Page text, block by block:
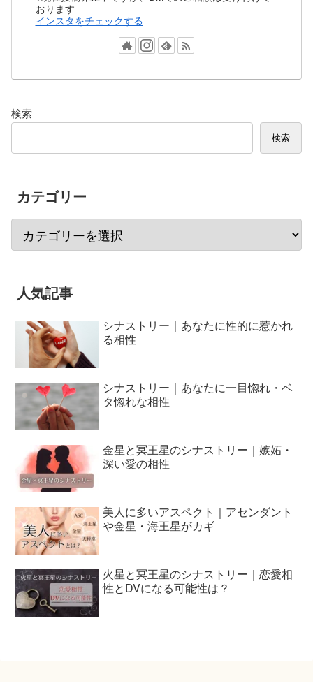
おります
インスタをチェックする
検索
検索
カテゴリー
人気記事
シナストリー｜あなたに性的に惹かれ
る相性
シナストリー｜あなたに一目惚れ・ベ
タ惚れな相性
金星と冥王星のシナストリー｜嫉妬・
深い愛の相性
美人に多いアスペクト｜アセンダント
や金星・海王星がカギ
火星と冥王星のシナストリー｜恋愛相
性とDVになる可能性は？